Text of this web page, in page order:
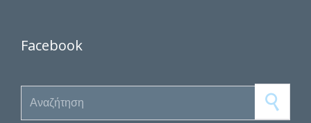
Facebook
Search for: